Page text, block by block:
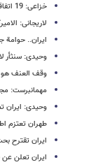
خزاعی: 19 اتفاقیة لعدم الانحیاز فی إطار أعمال الأمم المتحدة
لاریجانی:
ایران.. حوامة
وحیدی: سنثأر
وقف العنف هو
مهمانبرست: مجموعة "5+1" لم تقدم
وحیدی: ایران
طهران تعتزم
ایران تقترح
ایران تعلن عن